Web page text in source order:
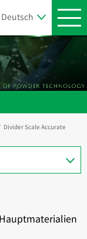
Divider Scale Accurate